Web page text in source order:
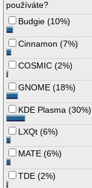
používáte?
Budgie (10%)
Cinnamon (7%)
COSMIC (2%)
GNOME (18%)
KDE Plasma (30%)
LXQt (6%)
MATE (6%)
TDE (2%)